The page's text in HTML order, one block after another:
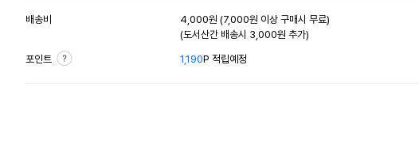
배송비
4,000원 (7,000원 이상 구매시 무료)
(도서산간 배송시 3,000원 추가)
포인트 1,190P 적립예정